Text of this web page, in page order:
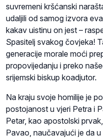
suvremeni kršćanski
udaljili od samog izvora
kakav uistinu on jest –
Spasitelj svakog čovjeka!
generacije morale moći
propovijedanju i preko
srijemski biskup koadjutor.
Na kraju svoje homilije je
postojanost u vjeri Petra i
Petar, kao apostolski
Pavao, naučavajući je da